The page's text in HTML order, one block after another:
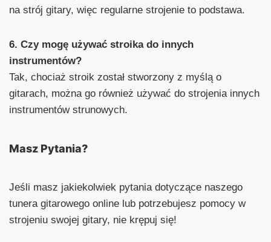
na strój gitary, więc regularne strojenie to podstawa.
6. Czy mogę używać stroika do innych
instrumentów?
Tak, chociaż stroik został stworzony z myślą o
gitarach, można go również używać do strojenia innych
instrumentów strunowych.
Masz Pytania?
Jeśli masz jakiekolwiek pytania dotyczące naszego
tunera gitarowego online lub potrzebujesz pomocy w
strojeniu swojej gitary, nie krępuj się!